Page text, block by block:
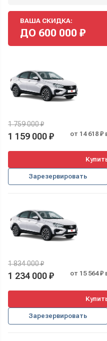
ВАША СКИДКА:
ДО 600 000 ₽
1 759 000 ₽
1 159 000 ₽ от 14 618
Зарезервировать
1 834 000 ₽
1 234 000 ₽ от 15 564
Зарезервировать